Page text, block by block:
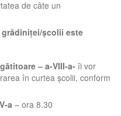
de câte un
școlii este
– a-VIII-a- îi vor
în curtea școlii, conform
a – ora 8.30